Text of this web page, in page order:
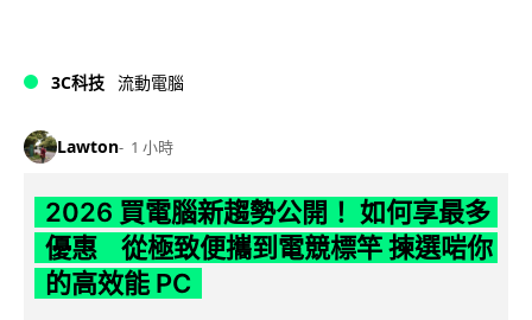
3C科技 流動電腦
Lawton 1 小時
2026 買電腦新趨勢公開！ 如何享最多
優惠 從極致便攜到電競標竿 揀選啱你
的高效能 PC